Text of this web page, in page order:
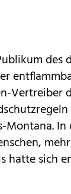
des
Vertreiber
Montana.
hatte sich